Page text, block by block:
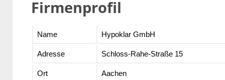
Firmenprofil
Name Hypoklar GmbH
Adresse Schloss-Rahe-Straße 15
Ort Aachen